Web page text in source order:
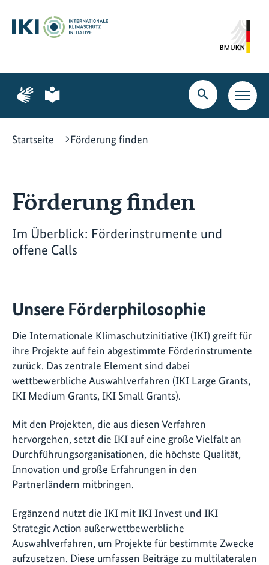
Hauptinhalt
springen
Suche
springen
Hauptnavigation
springen
Zur
Seite
Gebärdensprache
Zur
Seite
leichte
Suche
öffnen
Startseite
Förderung finden
Förderung finden
Im Überblick: Förderinstrumente und
offene Calls
Unsere Förderphilosophie
Die Internationale Klimaschutzinitiative (IKI) greift für
ihre Projekte auf fein abgestimmte Förderinstrumente
zurück. Das zentrale Element sind dabei
wettbewerbliche Auswahlverfahren (IKI Large Grants,
IKI Medium Grants, IKI Small Grants).
Mit den Projekten, die aus diesen Verfahren
hervorgehen, setzt die IKI auf eine große Vielfalt an
Durchführungsorganisationen, die höchste Qualität,
Innovation und große Erfahrungen in den
Partnerländern mitbringen.
Ergänzend nutzt die IKI mit IKI Invest und IKI
Strategic Action außerwettbewerbliche
Auswahlverfahren, um Projekte für bestimmte Zwecke
aufzusetzen. Diese umfassen Beiträge zu multilateralen